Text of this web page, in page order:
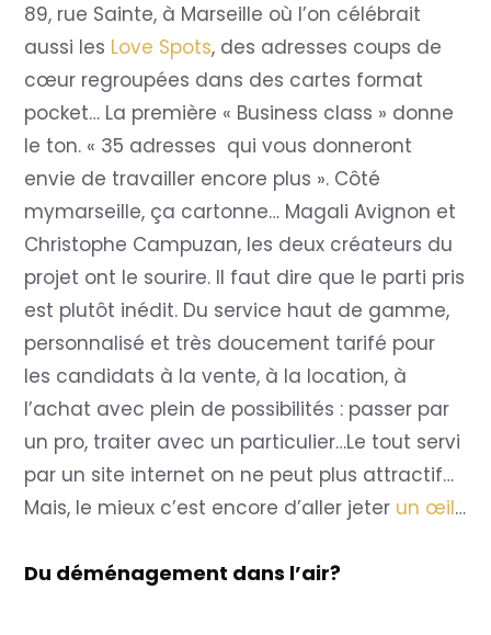
89, rue Sainte, à Marseille où l’on célébrait
aussi les Love Spots, des adresses coups de
cœur regroupées dans des cartes format
pocket… La première « Business class » donne
le ton. « 35 adresses qui vous donneront
envie de travailler encore plus ». Côté
mymarseille, ça cartonne… Magali Avignon et
Christophe Campuzan, les deux créateurs du
projet ont le sourire. Il faut dire que le parti pris
est plutôt inédit. Du service haut de gamme,
personnalisé et très doucement tarifé pour
les candidats à la vente, à la location, à
l’achat avec plein de possibilités : passer par
un pro, traiter avec un particulier…Le tout servi
par un site internet on ne peut plus attractif…
Mais, le mieux c’est encore d’aller jeter un œil…
Du déménagement dans l’air?